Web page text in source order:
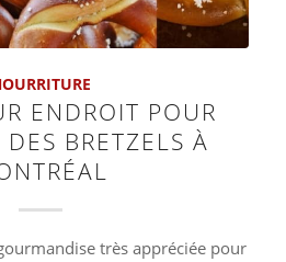
ENDROIT POUR
DES BRETZELS À
très appréciée pour